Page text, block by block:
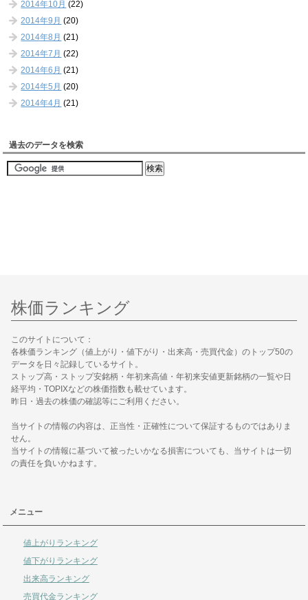
2014年10月 (22)
2014年9月 (20)
2014年8月 (21)
2014年7月 (22)
2014年6月 (21)
2014年5月 (20)
2014年4月 (21)
過去のデータを検索
株価ランキング
このサイトについて：
各株価ランキング（値上がり・値下がり・出来高・売買代金）のトップ50の
データを日々記録しているサイト。
ストップ高・ストップ安銘柄・年初来高値・年初来安値更新銘柄の一覧や日
経平均・TOPIXなどの株価指数も載せています。
昨日・過去の株価の確認等にご利用ください。
当サイトの情報の内容は、正当性・正確性について保証するものではありま
せん。
当サイトの情報に基づいて被ったいかなる損害についても、当サイトは一切
の責任を負いかねます。
メニュー
値上がりランキング
値下がりランキング
出来高ランキング
売買代金ランキング